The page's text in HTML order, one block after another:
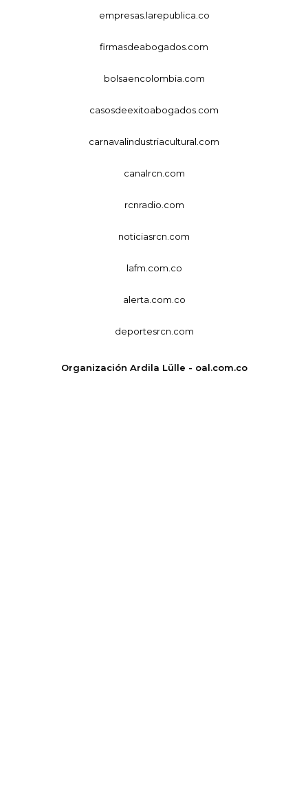
empresas.larepublica.co
firmasdeabogados.com
bolsaencolombia.com
casosdeexitoabogados.com
carnavalindustriacultural.com
canalrcn.com
rcnradio.com
noticiasrcn.com
lafm.com.co
alerta.com.co
deportesrcn.com
Organización Ardila Lülle - oal.com.co